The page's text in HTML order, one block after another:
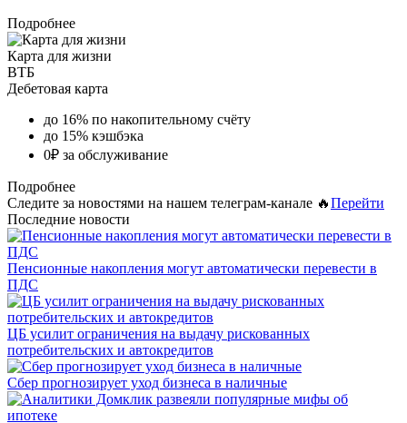
Подробнее
Карта для жизни
ВТБ
Дебетовая карта
до 16% по накопительному счёту
до 15% кэшбэка
0₽ за обслуживание
Подробнее
Следите за новостями на нашем телеграм-канале 🔥Перейти
Последние новости
Пенсионные накопления могут автоматически перевести в
ПДС
ЦБ усилит ограничения на выдачу рискованных
потребительских и автокредитов
Сбер прогнозирует уход бизнеса в наличные